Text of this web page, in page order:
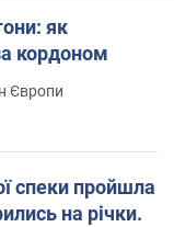
як
кордоном
Європи
спеки пройшла
на річки.